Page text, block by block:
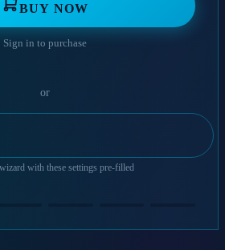
BUY NOW
Sign in to purchase
or
with these settings pre-filled